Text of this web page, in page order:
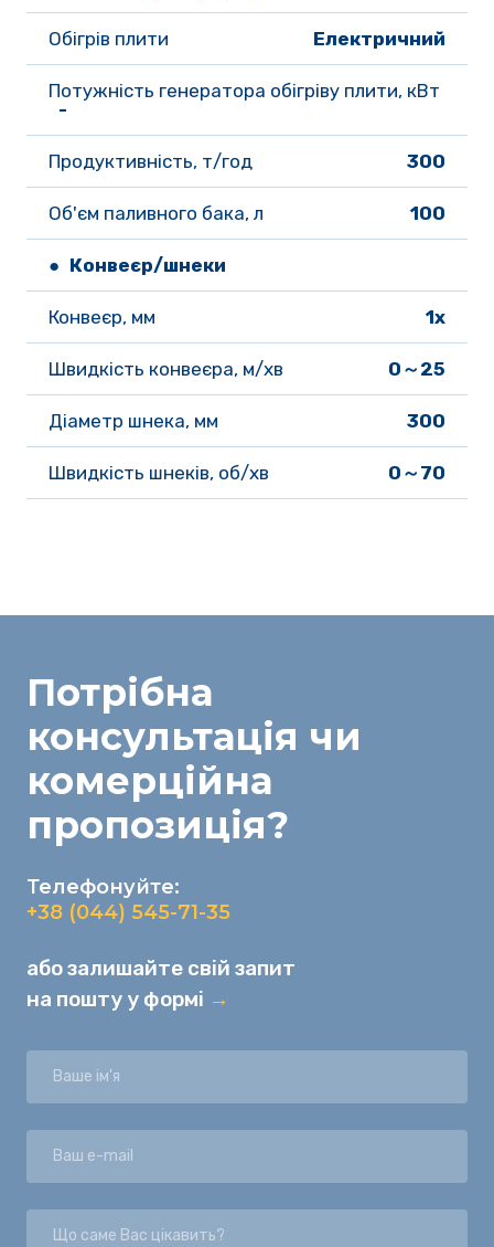
Обігрів плити Електричний
Потужність генератора обігріву плити, кВт
-
Продуктивність, т/год 300
Об'єм паливного бака, л 100
● Конвеєр/шнеки
Конвеєр, мм 1x
Швидкість конвеєра, м/хв 0～25
Діаметр шнека, мм 300
Швидкість шнеків, об/хв 0～70
Потрібна
консультація чи
комерційна
пропозиція?
Телефонуйте:
+38 (044) 545-71-35
або залишайте свій запит
на пошту у формі →